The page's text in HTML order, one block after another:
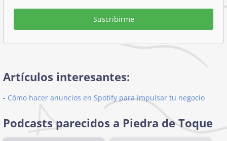
Suscribirme
Artículos interesantes:
- Cómo hacer anuncios en Spotify para impulsar tu negocio
Podcasts parecidos a Piedra de Toque